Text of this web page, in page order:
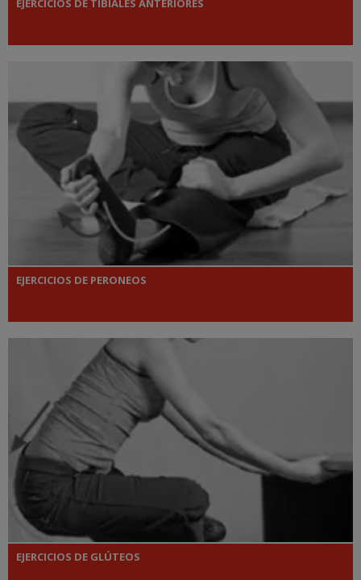
EJERCICIOS DE TIBIALES ANTERIORES
EJERCICIOS DE PERONEOS
EJERCICIOS DE GLÚTEOS